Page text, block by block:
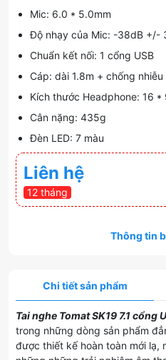
Mic: 6.0 * 5.0mm
Độ nhạy của Mic: -38dB +/-
Chuẩn kết nối: 1 cổng USB
Cáp: dài 1.8m + chống nhiễu
Kích thước Headphone: 16 *
Cân nặng: 435g
Đèn LED: 7 màu
Liên hệ
12 tháng
Thông tin
Chi tiết sản phẩm
Tai nghe Tomat SK19 7.1 cổng
trong những dòng sản phẩm
được thiết kế hoàn toàn mới lạ,